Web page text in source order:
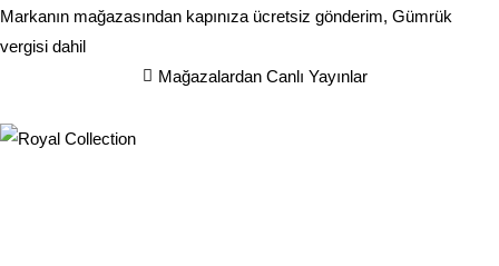
Markanın mağazasından kapınıza ücretsiz gönderim, Gümrük
vergisi dahil
Mağazalardan Canlı Yayınlar